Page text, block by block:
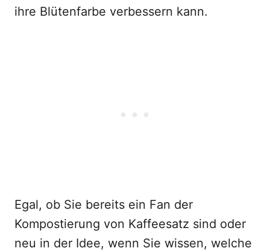
ihre Blütenfarbe verbessern kann.
Egal, ob Sie bereits ein Fan der
Kompostierung von Kaffeesatz sind oder
neu in der Idee, wenn Sie wissen, welche